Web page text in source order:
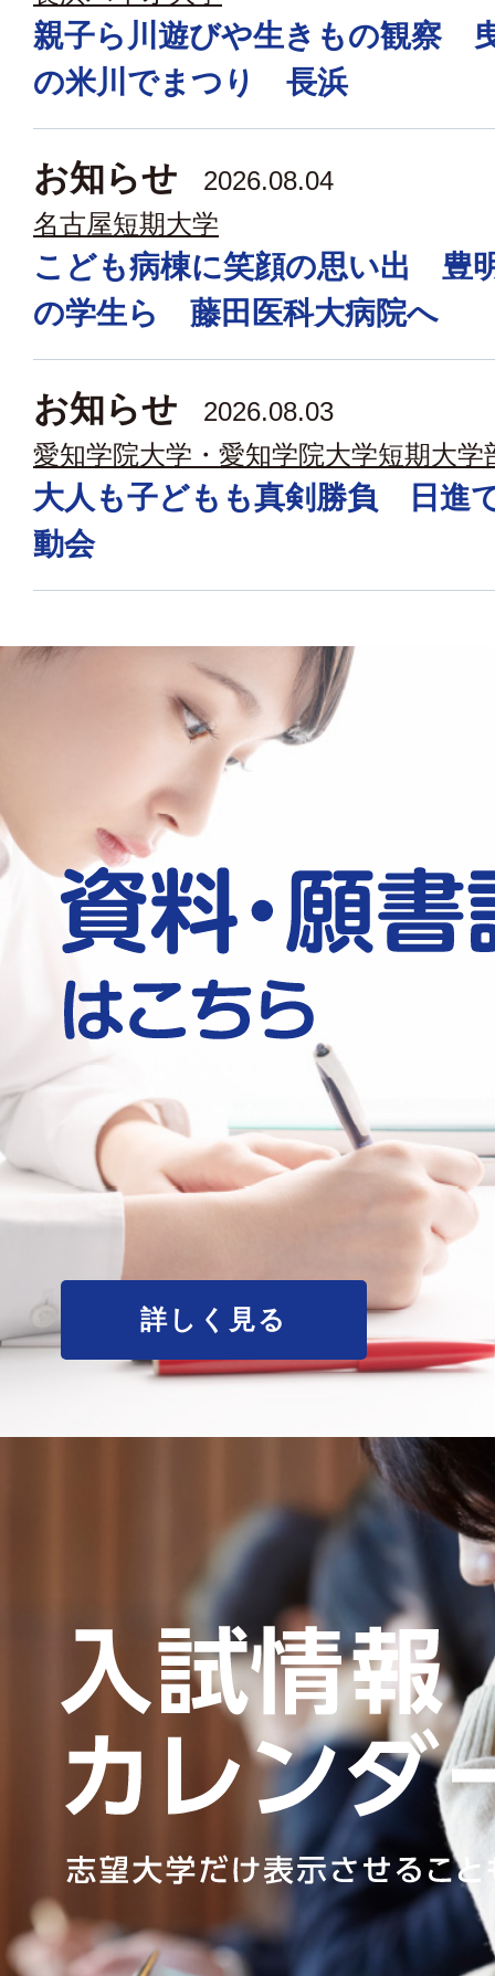
親子ら川遊びや生きもの観察
の米川でまつり 長浜
お知らせ
2026.08.04
名古屋短期大学
こども病棟に笑顔の思い出 豊
の学生ら 藤田医科大病院へ
お知らせ
2026.08.03
愛知学院大学・愛知学院大学短期大学
大人も子どもも真剣勝負 日進
動会
詳しく見る